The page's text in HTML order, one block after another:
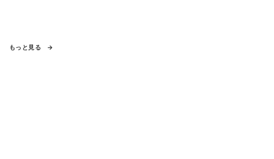
もっと見る